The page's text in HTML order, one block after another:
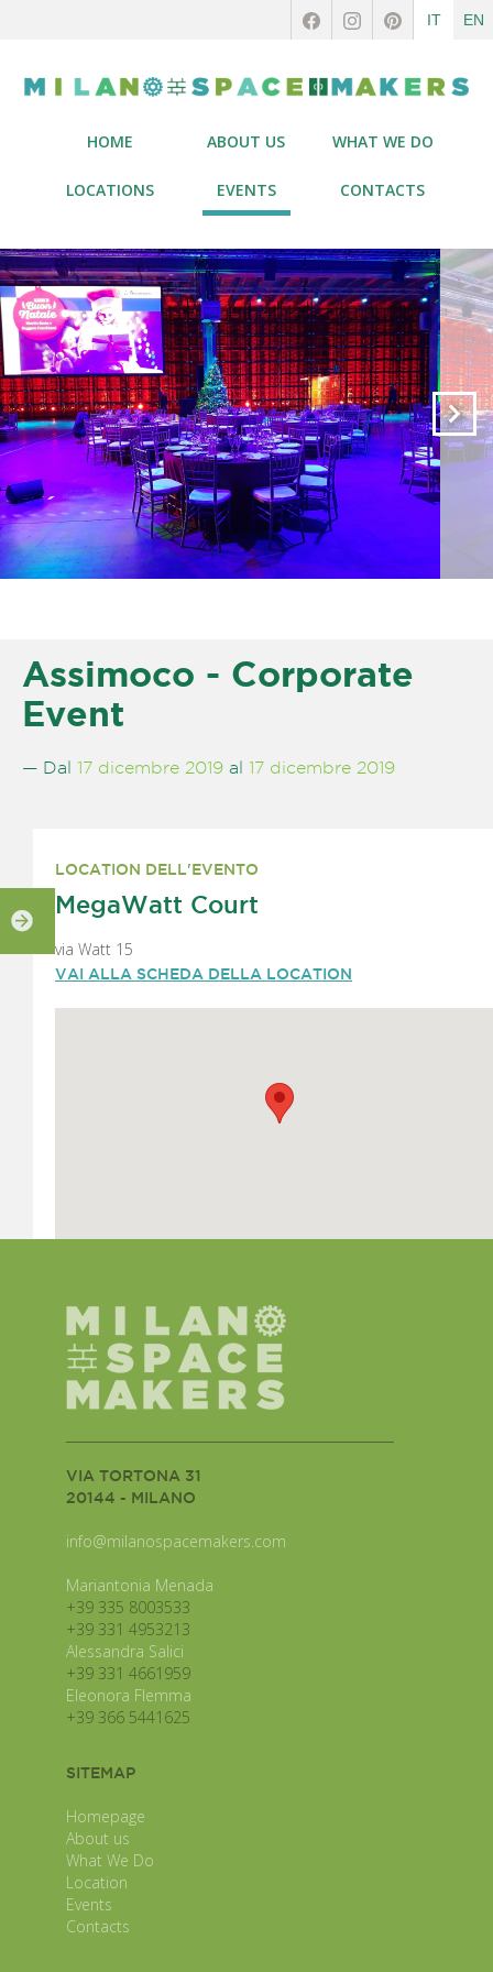
IT EN
HOME ABOUT US WHAT WE DO
LOCATIONS EVENTS CONTACTS
Assimoco - Corporate
Event
— Dal 17 dicembre 2019 al 17 dicembre 2019
LOCATION DELL'EVENTO
MegaWatt Court
via Watt 15
VAI ALLA SCHEDA DELLA LOCATION
VIA TORTONA 31
20144 - MILANO
info@milanospacemakers.com
Mariantonia Menada
+39 335 8003533
+39 331 4953213
Alessandra Salici
+39 331 4661959
Eleonora Flemma
+39 366 5441625
SITEMAP
Homepage
About us
What We Do
Location
Events
Contacts